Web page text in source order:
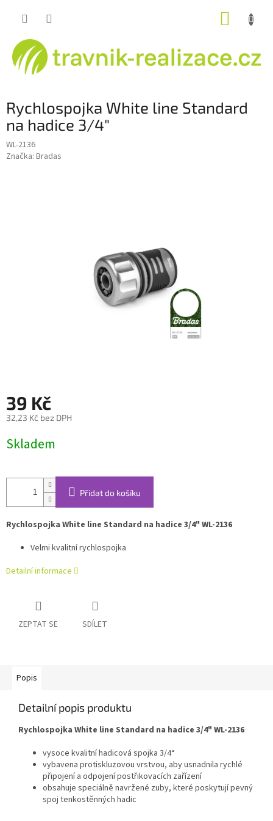
Rychlospojka White line Standard
na hadice 3/4"
WL-2136
Značka: Bradas
39 Kč
32,23 Kč bez DPH
cena:
Skladem
Přidat do košíku
Rychlospojka White line Standard na hadice 3/4" WL-2136
Velmi kvalitní rychlospojka
Detailní informace
ZEPTAT SE SDÍLET
Popis
Detailní popis produktu
Rychlospojka White line Standard na hadice 3/4" WL-2136
vysoce kvalitní hadicová spojka 3/4“
vybavena protiskluzovou vrstvou, aby usnadnila rychlé
připojení a odpojení postřikovacích zařízení
obsahuje speciálně navržené zuby, které poskytují pevný
spoj tenkostěnných hadic